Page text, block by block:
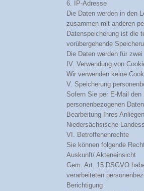
6. IP-Adresse
Die Daten werden in den
zusammen mit anderen
Datenspeicherung ist die
vorübergehende
Die Daten werden für
IV. Verwendung von
Wir verwenden keine
V. Speicherung
Sofern Sie per E-Mail
personenbezogenen
Bearbeitung Ihres
Niedersächsische
VI. Betroffenenrechte
Sie können folgende
Auskunft/ Akteneinsicht
Gem. Art. 15 DSGVO
verarbeiteten
Berichtigung